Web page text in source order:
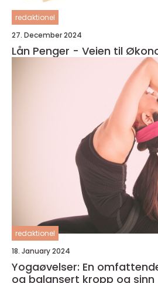
redaktionel
27. December 2024
Lån Penger - Veien til
redaktionel
18. January 2024
Yogaøvelser: En
og balansert kropp og sinn